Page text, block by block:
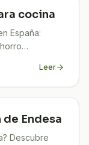
cocina
España:
Leer
Endesa
Descubre